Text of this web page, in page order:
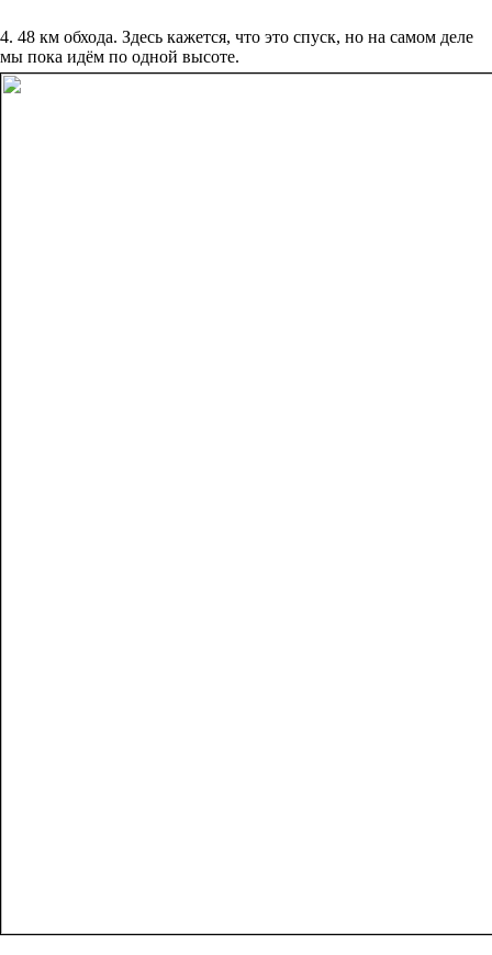
4. 48 км обхода. Здесь кажется, что это спуск, но на самом деле
мы пока идём по одной высоте.